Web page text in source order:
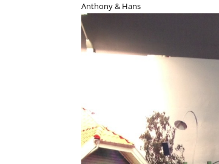
Anthony & Hans